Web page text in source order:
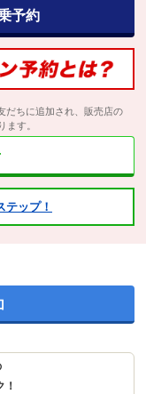
予約
だちに追加され、販売店の
ます。
ップ！